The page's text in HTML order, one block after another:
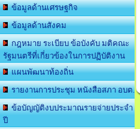
ข้อมูลด้านเศรษฐกิจ
ข้อมูลด้านสังคม
กฎหมาย ระเบียบ ข้อบังคับ มติคณะ
รัฐมนตรีที่เกี่ยวข้องในการปฏิบัติงาน
แผนพัฒนาท้องถิ่น
รายงานการประชุม หนังสือสภา อบต.
ข้อบัญญัติงบประมาณรายจ่ายประจำ
ปี